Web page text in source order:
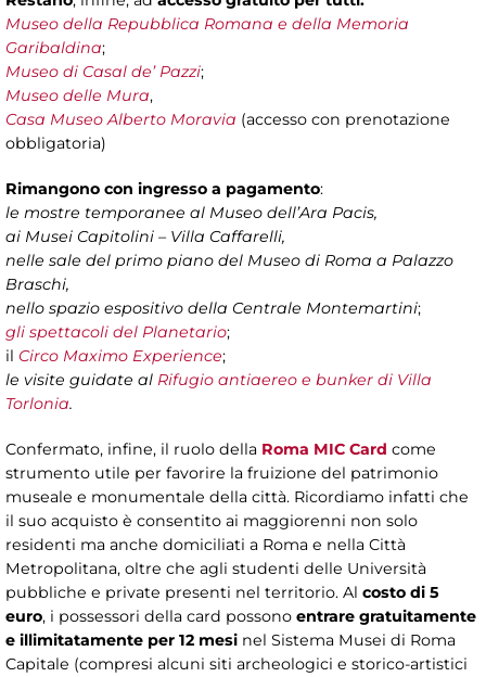
Museo della Repubblica Romana e della Memoria
Garibaldina;
Museo di Casal de’ Pazzi;
Museo delle Mura,
Casa Museo Alberto Moravia (accesso con prenotazione
obbligatoria)
Rimangono con ingresso a pagamento:
le mostre temporanee al Museo dell’Ara Pacis,
ai Musei Capitolini – Villa Caffarelli,
nelle sale del primo piano del Museo di Roma a Palazzo
Braschi,
nello spazio espositivo della Centrale Montemartini;
gli spettacoli del Planetario;
il Circo Maximo Experience;
le visite guidate al Rifugio antiaereo e bunker di Villa
Torlonia.
Confermato, infine, il ruolo della Roma MIC Card come
strumento utile per favorire la fruizione del patrimonio
museale e monumentale della città. Ricordiamo infatti che
il suo acquisto è consentito ai maggiorenni non solo
residenti ma anche domiciliati a Roma e nella Città
Metropolitana, oltre che agli studenti delle Università
pubbliche e private presenti nel territorio. Al costo di 5
euro, i possessori della card possono entrare gratuitamente
e illimitatamente per 12 mesi nel Sistema Musei di Roma
Capitale (compresi alcuni siti archeologici e storico-artistici